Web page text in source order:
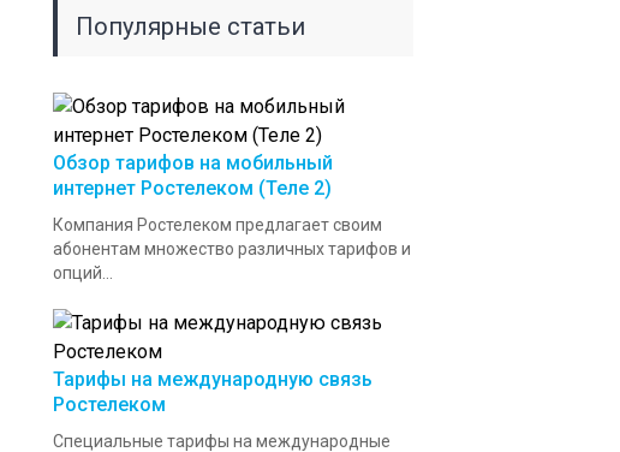
Популярные статьи
Обзор тарифов на мобильный
интернет Ростелеком (Теле 2)
Компания Ростелеком предлагает своим
абонентам множество различных тарифов и
опций...
Тарифы на международную связь
Ростелеком
Специальные тарифы на международные